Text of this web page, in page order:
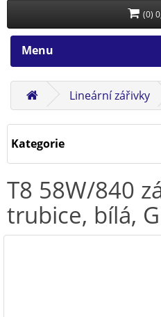
(0)
Menu
Lineární zářivky
Kategorie
T8 58W/840
trubice, bílá,